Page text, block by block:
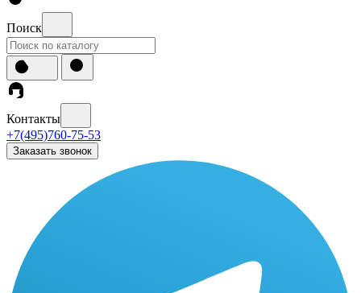
Поиск
Контакты
+7(495)760-75-53
Заказать звонок